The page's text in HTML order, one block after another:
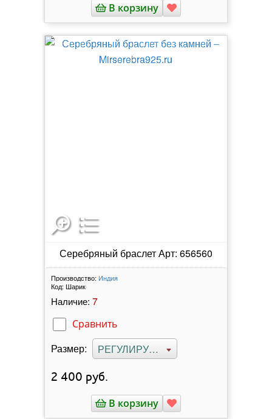
В корзину
Серебряный браслет Арт: 656560
Производство: Индия
Код: Шарик
Наличие: 7
Сравнить
Размер: РЕГУЛИРУЕМЫЙ
2 400 руб.
В корзину